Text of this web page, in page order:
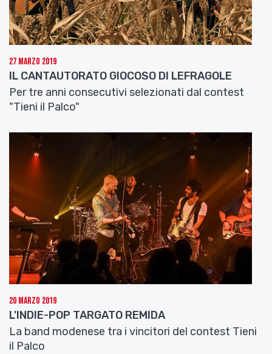
Linda’s mood
Riflessi di viola
Slide
27 Marzo 2019
IL CANTAUTORATO GIOCOSO DI LEFRAGOLE
Per tre anni consecutivi selezionati dal contest
"Tieni il Palco"
20 Marzo 2019
L'INDIE-POP TARGATO REMIDA
La band modenese tra i vincitori del contest Tieni
il Palco